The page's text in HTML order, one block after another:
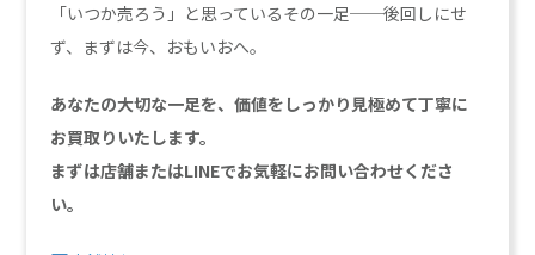
「いつか売ろう」と思っているその一足──後回しにせ
ず、まずは今、おもいおへ。
あなたの大切な一足を、価値をしっかり見極めて丁寧に
お買取りいたします。
まずは店舗またはLINEでお気軽にお問い合わせくださ
い。